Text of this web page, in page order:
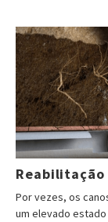
Reabilitação
Por vezes, os
um elevado